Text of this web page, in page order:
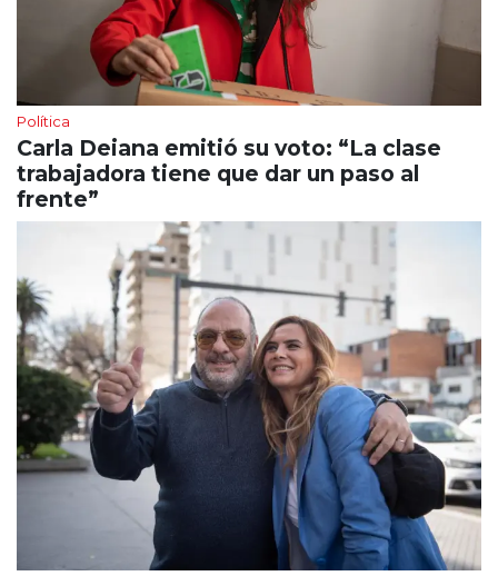
Política
Carla Deiana emitió su voto: “La clase
trabajadora tiene que dar un paso al
frente”